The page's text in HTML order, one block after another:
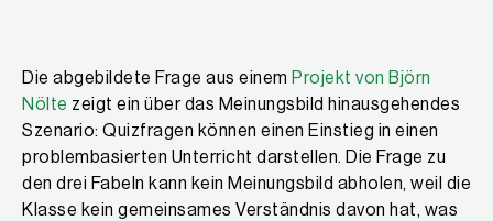
Die abgebildete Frage aus einem Projekt von Björn
Nölte zeigt ein über das Meinungsbild hinausgehendes
Szenario: Quizfragen können einen Einstieg in einen
problembasierten Unterricht darstellen. Die Frage zu
den drei Fabeln kann kein Meinungsbild abholen, weil die
Klasse kein gemeinsames Verständnis davon hat, was